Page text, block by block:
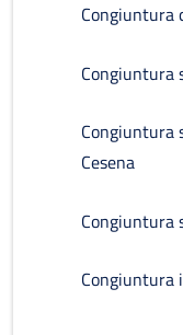
Congiuntura
Congiuntura
Congiuntura
Cesena
Congiuntura
Congiuntura